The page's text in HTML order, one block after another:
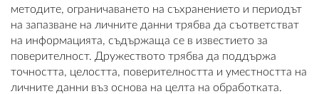
методите, ограничаването на съхранението и периодът
на запазване на личните данни трябва да съответстват
на информацията, съдържаща се в известието за
поверителност. Дружеството трябва да поддържа
точността, целостта, поверителността и уместността на
личните данни въз основа на целта на обработката.